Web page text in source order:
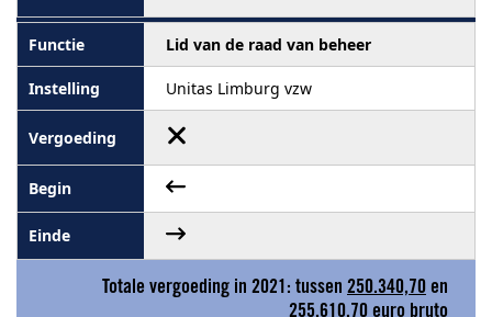
Lid van de raad van beheer
Unitas Limburg vzw
Totale vergoeding in 2021: tussen 250.340,70 en
255.610,70 euro bruto